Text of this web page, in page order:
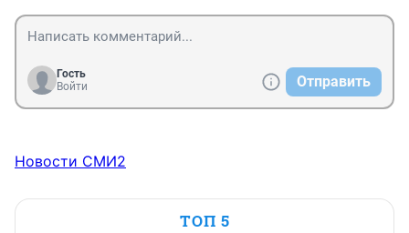
Гость
Войти
Отправить
Новости СМИ2
ТОП 5